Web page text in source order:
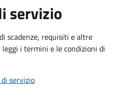
servizio
scadenze, requisiti e altre
i termini e le condizioni di
servizio